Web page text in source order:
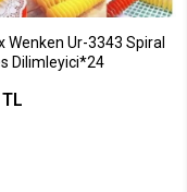
Wenken Ur-3343 Spiral
Dilimleyici*24